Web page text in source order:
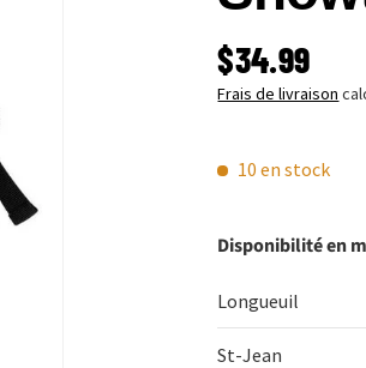
PRIX
$34.99
Frais de livraison
10 en stock
Disponibilité en
Longueuil
St-Jean